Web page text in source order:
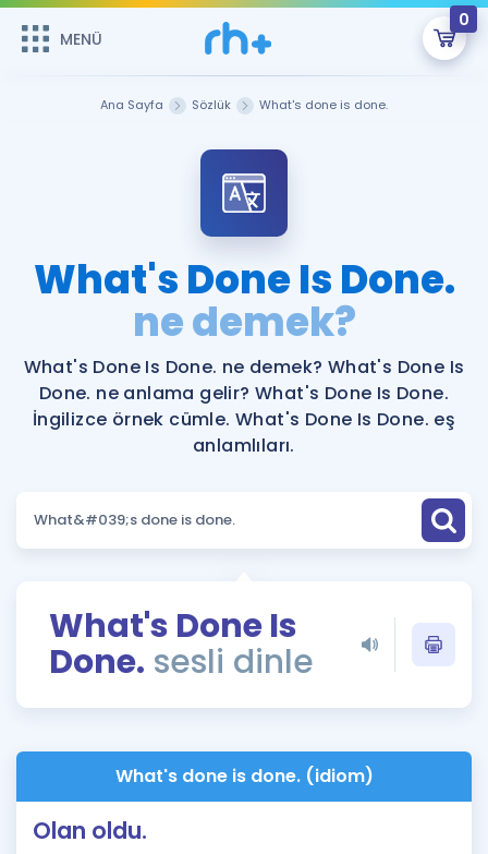
MENÜ
0
Şifremi Hatırlamıyorum
Sepetin Şu An Boş.
Remzi Hoca ile seni sınava hazırlayacak onlarca eğitim seni
bekliyor!
MENÜ
Faydalı Araçlar
Ücretsiz Kaynaklar
ÖSYM Sınav Takvimi
Kampanyalar
Blog
İngilizce Gramer
Blog
İngilizce Gramer
Kariyer
Ana Sayfa Sözlük What's done is done.
What's Done Is Done.
ne demek?
What's Done Is Done. ne demek? What's Done Is
Done. ne anlama gelir? What's Done Is Done.
İngilizce örnek cümle. What's Done Is Done. eş
anlamlıları.
What's Done Is
Done. sesli dinle
What's done is done. (idiom)
Olan oldu.